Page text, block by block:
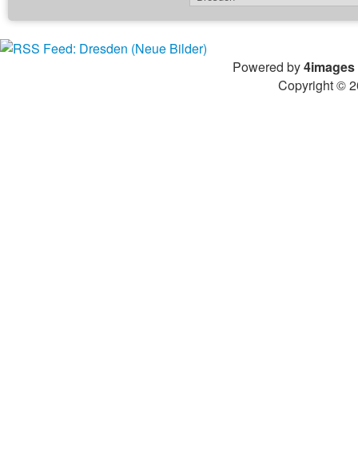
Powered by4images
Copyright ©